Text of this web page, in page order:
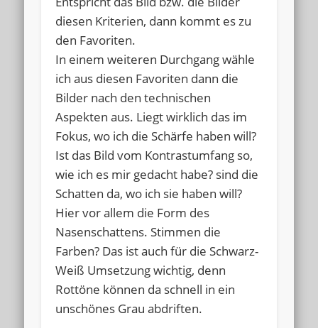
diesen Kriterien, dann kommt es zu
den Favoriten.
In einem weiteren Durchgang wähle
ich aus diesen Favoriten dann die
Bilder nach den technischen
Aspekten aus. Liegt wirklich das im
Fokus, wo ich die Schärfe haben will?
Ist das Bild vom Kontrastumfang so,
wie ich es mir gedacht habe? sind die
Schatten da, wo ich sie haben will?
Hier vor allem die Form des
Nasenschattens. Stimmen die
Farben? Das ist auch für die Schwarz-
Weiß Umsetzung wichtig, denn
Rottöne können da schnell in ein
unschönes Grau abdriften.